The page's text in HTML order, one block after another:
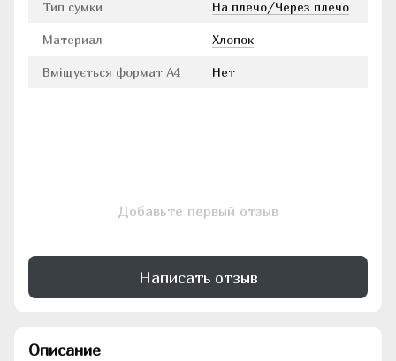
Тип сумки На плечо/Через плечо
Материал Хлопок
Вміщується формат А4 Нет
Добавьте первый отзыв
Написать отзыв
Описание